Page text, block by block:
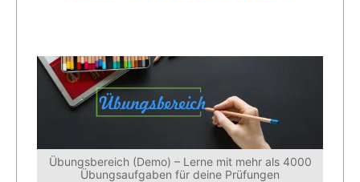
Übungsbereich (Demo) – Lerne mit mehr als 4000
Übungsaufgaben für deine Prüfungen